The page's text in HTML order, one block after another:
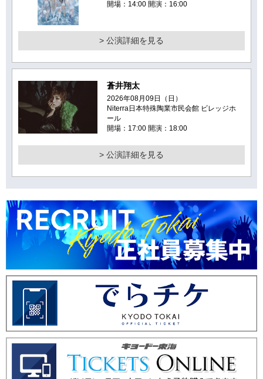
開場：14:00 開演：16:00
> 公演詳細を見る
蒼井翔太
2026年08月09日（日）
Niterra日本特殊陶業市民会館 ビレッジホ
ール
開場：17:00 開演：18:00
> 公演詳細を見る